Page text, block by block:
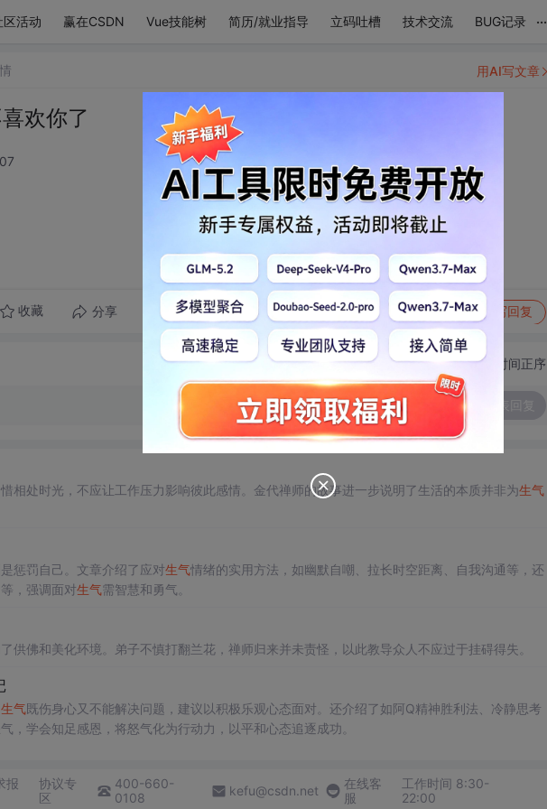
区活动 赢在CSDN Vue技能树 简历/就业指导 立码吐槽 技术交流 BUG记录 ...
欢你了
收藏 分享 转发到动态 举报 写回复
用AI写文章
切换为时间正序
相处时光，不应让工作压力影响彼此感情。金代禅师的故事进一步说明了生活的本质并非为生气
惩罚自己。文章介绍了应对生气情绪的实用方法，如幽默自嘲、拉长时空距离、自我沟通等，还
，强调面对生气需智慧和勇气。
供佛和美化环境。弟子不慎打翻兰花，禅师归来并未责怪，以此教导众人不应过于挂碍得失。
生气既伤身心又不能解决问题，建议以积极乐观心态面对。还介绍了如阿Q精神胜利法、冷静思考
，学会知足感恩，将怒气化为行动力，以平和心态追逐成功。
报
协议专
区
400-660-
0108
kefu@csdn.net
在线客
服
工作时间 8:30-
22:00